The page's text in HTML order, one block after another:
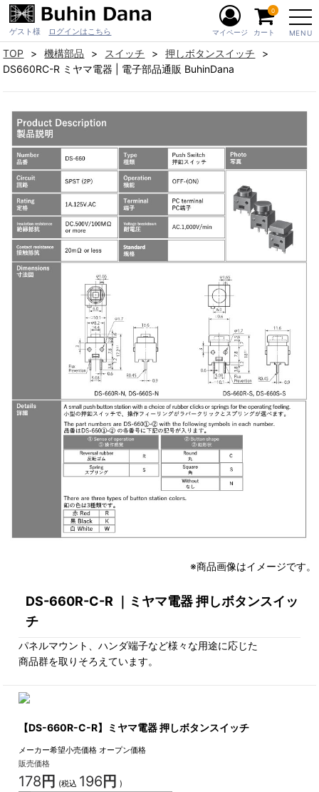
ゲスト様 ログインはこちら MENU
マイページ カート
0
TOP 機構部品 スイッチ
押しボタンスイッチ
DS660RC-R ミヤマ電器 | 電子部品通販 BuhinDana
※商品画像はイメージです。
DS-660R-C-R ｜ミヤマ電器 押しボタンスイッ
チ
パネルマウント、ハンダ端子など様々な用途に応じた
商品群を取りそろえています。
【DS-660R-C-R】ミヤマ電器 押しボタンスイッチ
メーカー希望小売価格 オープン価格
販売価格
178 円 (税込 196円 )